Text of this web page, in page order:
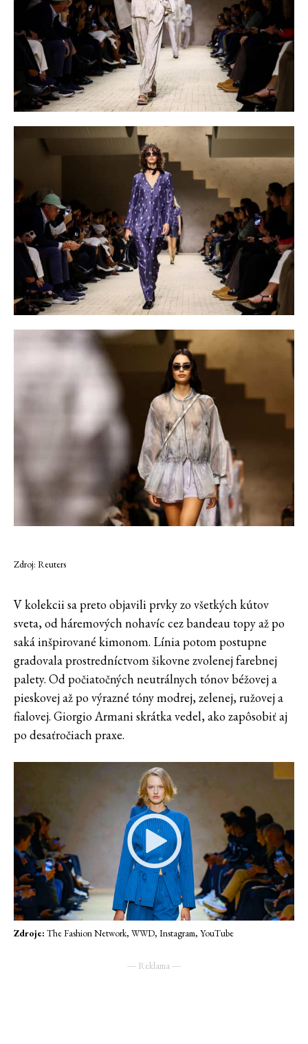
Zdroj: Reuters
V kolekcii sa preto objavili prvky zo všetkých kútov
sveta, od háremových nohavíc cez bandeau topy až po
saká inšpirované kimonom. Línia potom postupne
gradovala prostredníctvom šikovne zvolenej farebnej
palety. Od počiatočných neutrálnych tónov béžovej a
pieskovej až po výrazné tóny modrej, zelenej, ružovej a
fialovej. Giorgio Armani skrátka vedel, ako zapôsobiť aj
po desaťročiach praxe.
Zdroje: The Fashion Network, WWD, Instagram, YouTube
― Reklama ―